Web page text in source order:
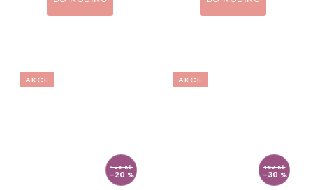
AKCE
495 Kč
–20 %
AKCE
450 Kč
–30 %